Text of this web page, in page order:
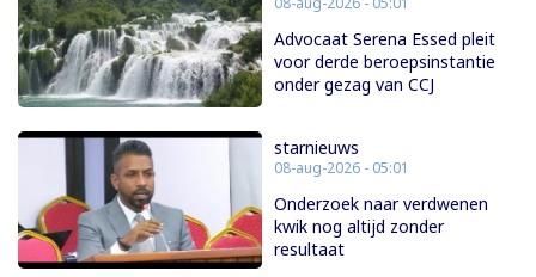
Advocaat Serena Essed pleit
voor derde beroepsinstantie
onder gezag van CCJ
starnieuws
08-aug-2026 - 05:01
Onderzoek naar verdwenen
kwik nog altijd zonder
resultaat